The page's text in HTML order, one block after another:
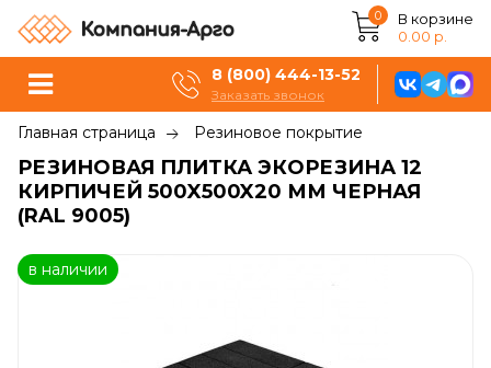
0
В корзине
0.00 р.
8 (800) 444-13-52
Заказать звонок
Главная страница Резиновое покрытие
РЕЗИНОВАЯ ПЛИТКА ЭКОРЕЗИНА 12
КИРПИЧЕЙ 500X500X20 ММ ЧЕРНАЯ
(RAL 9005)
в наличии